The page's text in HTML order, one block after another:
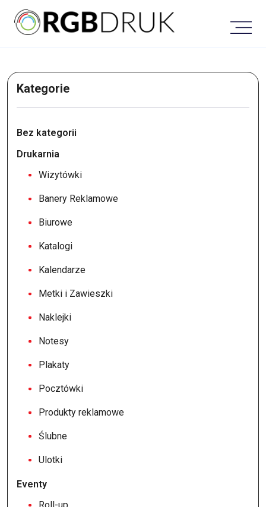
content
Kategorie
Bez kategorii
Drukarnia
Wizytówki
Banery Reklamowe
Biurowe
Katalogi
Kalendarze
Metki i Zawieszki
Naklejki
Notesy
Plakaty
Pocztówki
Produkty reklamowe
Ślubne
Ulotki
Eventy